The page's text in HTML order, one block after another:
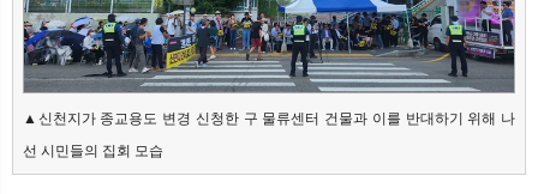
▲신천지가 종교용도 변경 신청한 구 물류센터 건물과 이를 반대하기 위해 나
선 시민들의 집회 모습